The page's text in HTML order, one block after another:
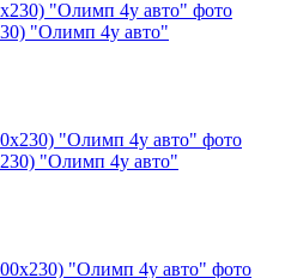
"Олимп 4у авто"
"Олимп 4у авто"